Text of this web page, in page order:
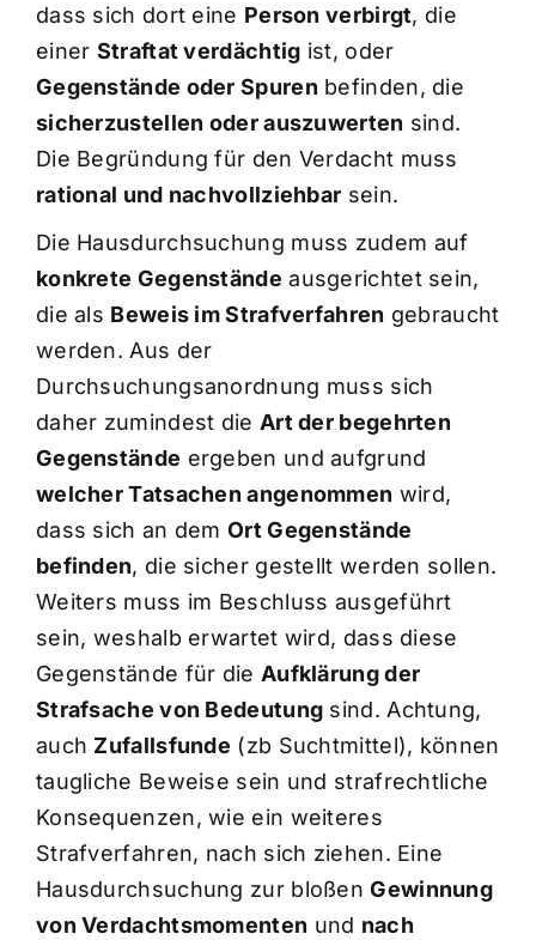
dass sich dort eine Person verbirgt, die
einer Straftat verdächtig ist, oder
Gegenstände oder Spuren befinden, die
sicherzustellen oder auszuwerten sind.
Die Begründung für den Verdacht muss
rational und nachvollziehbar sein.
Die Hausdurchsuchung muss zudem auf
konkrete Gegenstände ausgerichtet sein,
die als Beweis im Strafverfahren gebraucht
werden. Aus der
Durchsuchungsanordnung muss sich
daher zumindest die Art der begehrten
Gegenstände ergeben und aufgrund
welcher Tatsachen angenommen wird,
dass sich an demOrt Gegenstände
befinden, die sicher gestellt werden sollen.
Weiters muss im Beschluss ausgeführt
sein, weshalb erwartet wird, dass diese
Gegenstände für die Aufklärung der
Strafsache von Bedeutung sind. Achtung,
auch Zufallsfunde (zb Suchtmittel), können
taugliche Beweise sein und strafrechtliche
Konsequenzen, wie ein weiteres
Strafverfahren, nach sich ziehen. Eine
Hausdurchsuchung zur bloßenGewinnung
von Verdachtsmomenten und nach